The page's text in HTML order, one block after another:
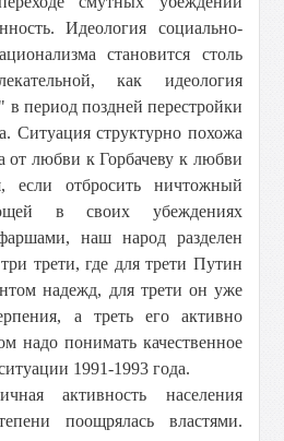
Идеология социально-
становится столь
как идеология
период поздней перестройки
Ситуация структурно похожа
от любви к Горбачеву к любви
если отбросить ничтожный
в своих убеждениях
наш народ разделен
трети, где для трети Путин
надежд, для трети он уже
а треть его активно
надо понимать качественное
1991-1993 года.
активность населения
поощрялась властями.